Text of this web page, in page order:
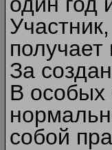
За
В особых
собой